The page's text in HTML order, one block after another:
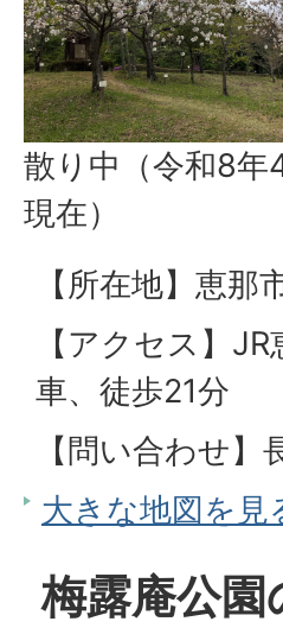
散り中（令和8年
現在）
【所在地】恵那
【アクセス】
車、徒歩21分
【問い合わせ
大きな地図を
梅露庵公園